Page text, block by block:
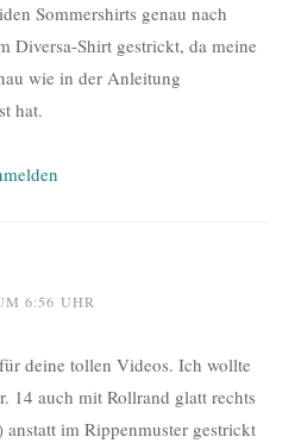
Sommershirts genau nach
Diversa-Shirt gestrickt, da meine
wie in der Anleitung
hat.
6:56 UHR
deine tollen Videos. Ich wollte
14 auch mit Rollrand glatt rechts
im Rippenmuster gestrickt